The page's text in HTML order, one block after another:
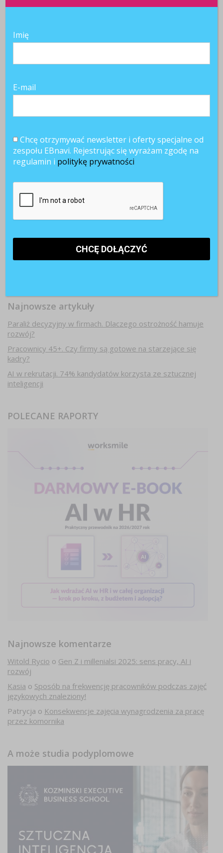
Najnowsze artykuły
Paraliż decyzyjny w firmach. Dlaczego ostrożność hamuje
rozwój?
Pracownicy 45+. Czy firmy są gotowe na starzejące się
kadry?
AI w rekrutacji. 74% kandydatów korzysta ze sztucznej
inteligencji
POLECANE RAPORTY
Najnowsze komentarze
Witold Rycio o Gen Z i millenialsi 2025: sens pracy, AI i
rozwój
Kasia o Sposób na frekwencję pracowników podczas zajęć
językowych znaleziony!
Patrycja o Konsekwencje zajęcia wynagrodzenia za pracę
przez komornika
A może studia podyplomowe
Imię
E-mail
Chcę otrzymywać newsletter i oferty specjalne od
zespołu EBnavi. Rejestrując się wyrażam zgodę na
regulamin i politykę prywatności